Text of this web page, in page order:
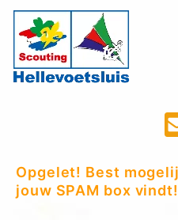
Opgelet! Best
jouw SPAM box vindt!